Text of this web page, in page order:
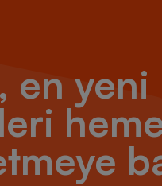
en yeni